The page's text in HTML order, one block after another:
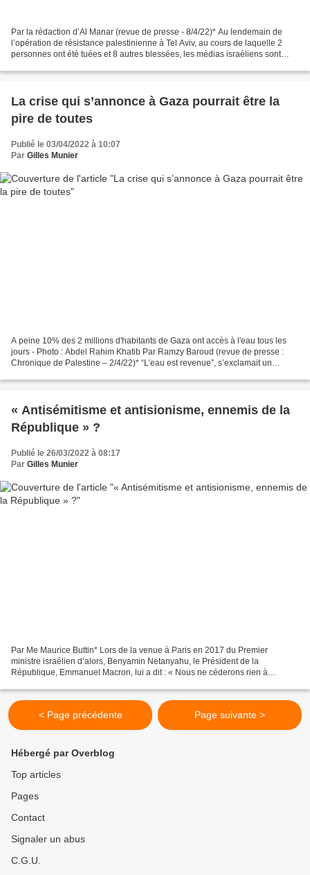
Par la rédaction d’Al Manar (revue de presse - 8/4/22)* Au lendemain de
l’opération de résistance palestinienne à Tel Aviv, au cours de laquelle 2
personnes ont été tuées et 8 autres blessées, les médias israéliens sont
La crise qui s’annonce à Gaza pourrait être la
pire de toutes
Publié le 03/04/2022 à 10:07
Par Gilles Munier
A peine 10% des 2 millions d'habitants de Gaza ont accès à l'eau tous les
jours - Photo : Abdel Rahim Khatib Par Ramzy Baroud (revue de presse :
Chronique de Palestine – 2/4/22)* “L’eau est revenue”, s’exclamait un
« Antisémitisme et antisionisme, ennemis de la
République » ?
Publié le 26/03/2022 à 08:17
Par Gilles Munier
Par Me Maurice Buttin* Lors de la venue à Paris en 2017 du Premier
ministre israélien d’alors, Benyamin Netanyahu, le Président de la
République, Emmanuel Macron, lui a dit : « Nous ne céderons rien à
< Page précédente Page suivante >
Hébergé par Overblog
Top articles
Pages
Contact
Signaler un abus
C.G.U.